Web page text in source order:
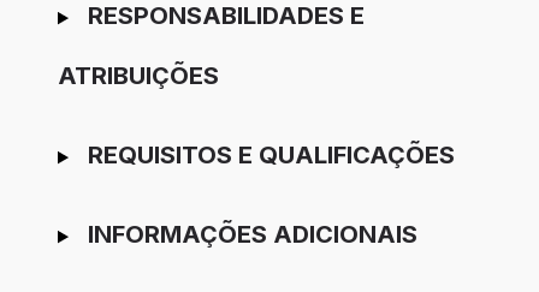
RESPONSABILIDADES E
ATRIBUIÇÕES
REQUISITOS E QUALIFICAÇÕES
INFORMAÇÕES ADICIONAIS